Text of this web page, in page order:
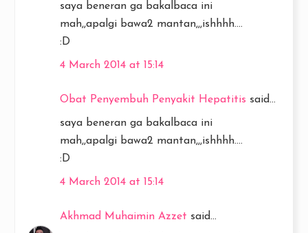
saya beneran ga bakalbaca ini
mah,,apalgi bawa2 mantan,,,ishhhh....
:D
4 March 2014 at 15:14
Obat Penyembuh Penyakit Hepatitis said...
saya beneran ga bakalbaca ini
mah,,apalgi bawa2 mantan,,,ishhhh....
:D
4 March 2014 at 15:14
Akhmad Muhaimin Azzet said...